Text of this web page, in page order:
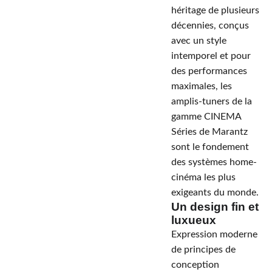
héritage de plusieurs
décennies, conçus
avec un style
intemporel et pour
des performances
maximales, les
amplis-tuners de la
gamme CINEMA
Séries de Marantz
sont le fondement
des systèmes home-
cinéma les plus
exigeants du monde.
Un design fin et
luxueux
Expression moderne
de principes de
conception